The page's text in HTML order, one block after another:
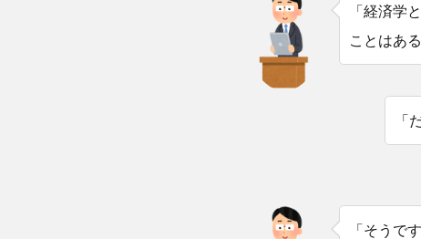
「経済学
ことはあ
「
「そうで